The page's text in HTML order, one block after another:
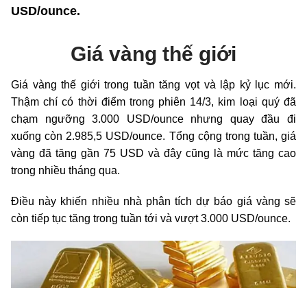
USD/ounce.
Giá vàng thế giới
Giá vàng thế giới trong tuần tăng vọt và lập kỷ lục mới.
Thậm chí có thời điểm trong phiên 14/3, kim loại quý đã
chạm ngưỡng 3.000 USD/ounce nhưng quay đầu đi
xuống còn 2.985,5 USD/ounce. Tổng cộng trong tuần, giá
vàng đã tăng gần 75 USD và đây cũng là mức tăng cao
trong nhiều tháng qua.
Điều này khiến nhiều nhà phân tích dự báo giá vàng sẽ
còn tiếp tục tăng trong tuần tới và vượt 3.000 USD/ounce.